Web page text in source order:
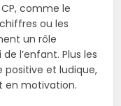
comme le
ou les
un rôle
l’enfant. Plus les
positive et ludique,
en motivation.